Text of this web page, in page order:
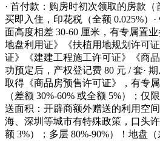
· 首付款：购房时初次领取的房款（
买即入住，印花税（全额 0.025%）
面高度相差 30-60 厘米，有专属置
地盘利用证》《扶植用地规划许可
证》《建建工程施工许可证》《商
功预定后，产权登记费 80 元 / 套·
取得《商品房预售许可证》，有专
（差额 30%-60% 或全额 5%）；仅
送面积：开辟商额外赠送的利用空
海、深圳等城市有特殊政策，口头
额 3%）；多层 80%-90%）！地盘